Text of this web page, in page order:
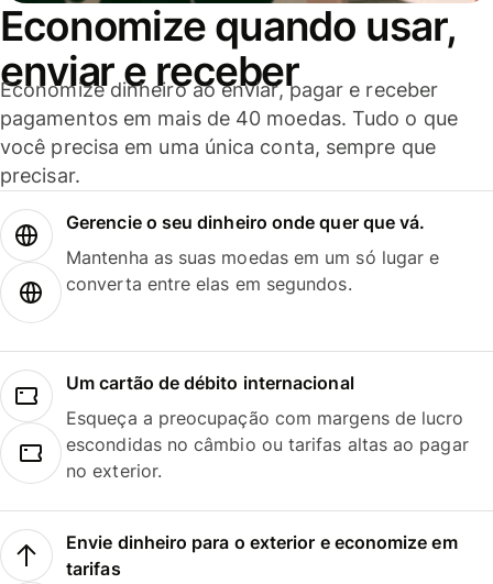
Economize quando usar,
enviar e receber
Economize dinheiro ao enviar, pagar e receber
pagamentos em mais de 40 moedas. Tudo o que
você precisa em uma única conta, sempre que
precisar.
Gerencie o seu dinheiro onde quer que vá.
Mantenha as suas moedas em um só lugar e
converta entre elas em segundos.
Um cartão de débito internacional
Esqueça a preocupação com margens de lucro
escondidas no câmbio ou tarifas altas ao pagar
no exterior.
Envie dinheiro para o exterior e economize em
tarifas